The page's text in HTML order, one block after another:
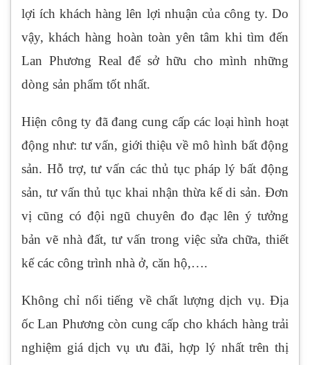
lợi ích khách hàng lên lợi nhuận của công ty. Do
vậy, khách hàng hoàn toàn yên tâm khi tìm đến
Lan Phương Real để sở hữu cho mình những
dòng sản phẩm tốt nhất.
Hiện công ty đã đang cung cấp các loại hình hoạt
động như: tư vấn, giới thiệu về mô hình bất động
sản. Hỗ trợ, tư vấn các thủ tục pháp lý bất động
sản, tư vấn thủ tục khai nhận thừa kế di sản. Đơn
vị cũng có đội ngũ chuyên đo đạc lên ý tưởng
bản vẽ nhà đất, tư vấn trong việc sửa chữa, thiết
kế các công trình nhà ở, căn hộ,….
Không chỉ nổi tiếng về chất lượng dịch vụ. Địa
ốc Lan Phương còn cung cấp cho khách hàng trải
nghiệm giá dịch vụ ưu đãi, hợp lý nhất trên thị